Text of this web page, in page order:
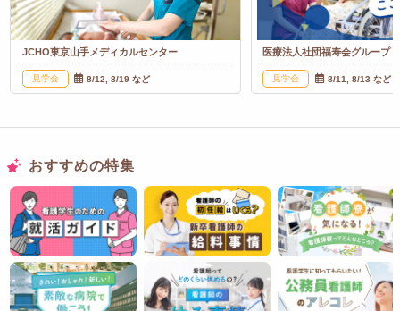
JCHO東京山手メディカルセンター
見学会 8/12, 8/19 など
医療法人社団福寿会グループ
見学会 8/11, 8/13 など
おすすめの特集